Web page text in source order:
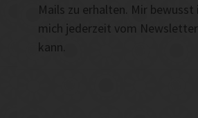
Mails zu erhalten. Mir bewusst
mich jederzeit vom
kann.